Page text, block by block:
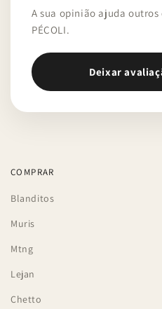
A sua opinião ajuda
PÉCOLI.
Deixar
COMPRAR
Blanditos
Muris
Mtng
Lejan
Chetto